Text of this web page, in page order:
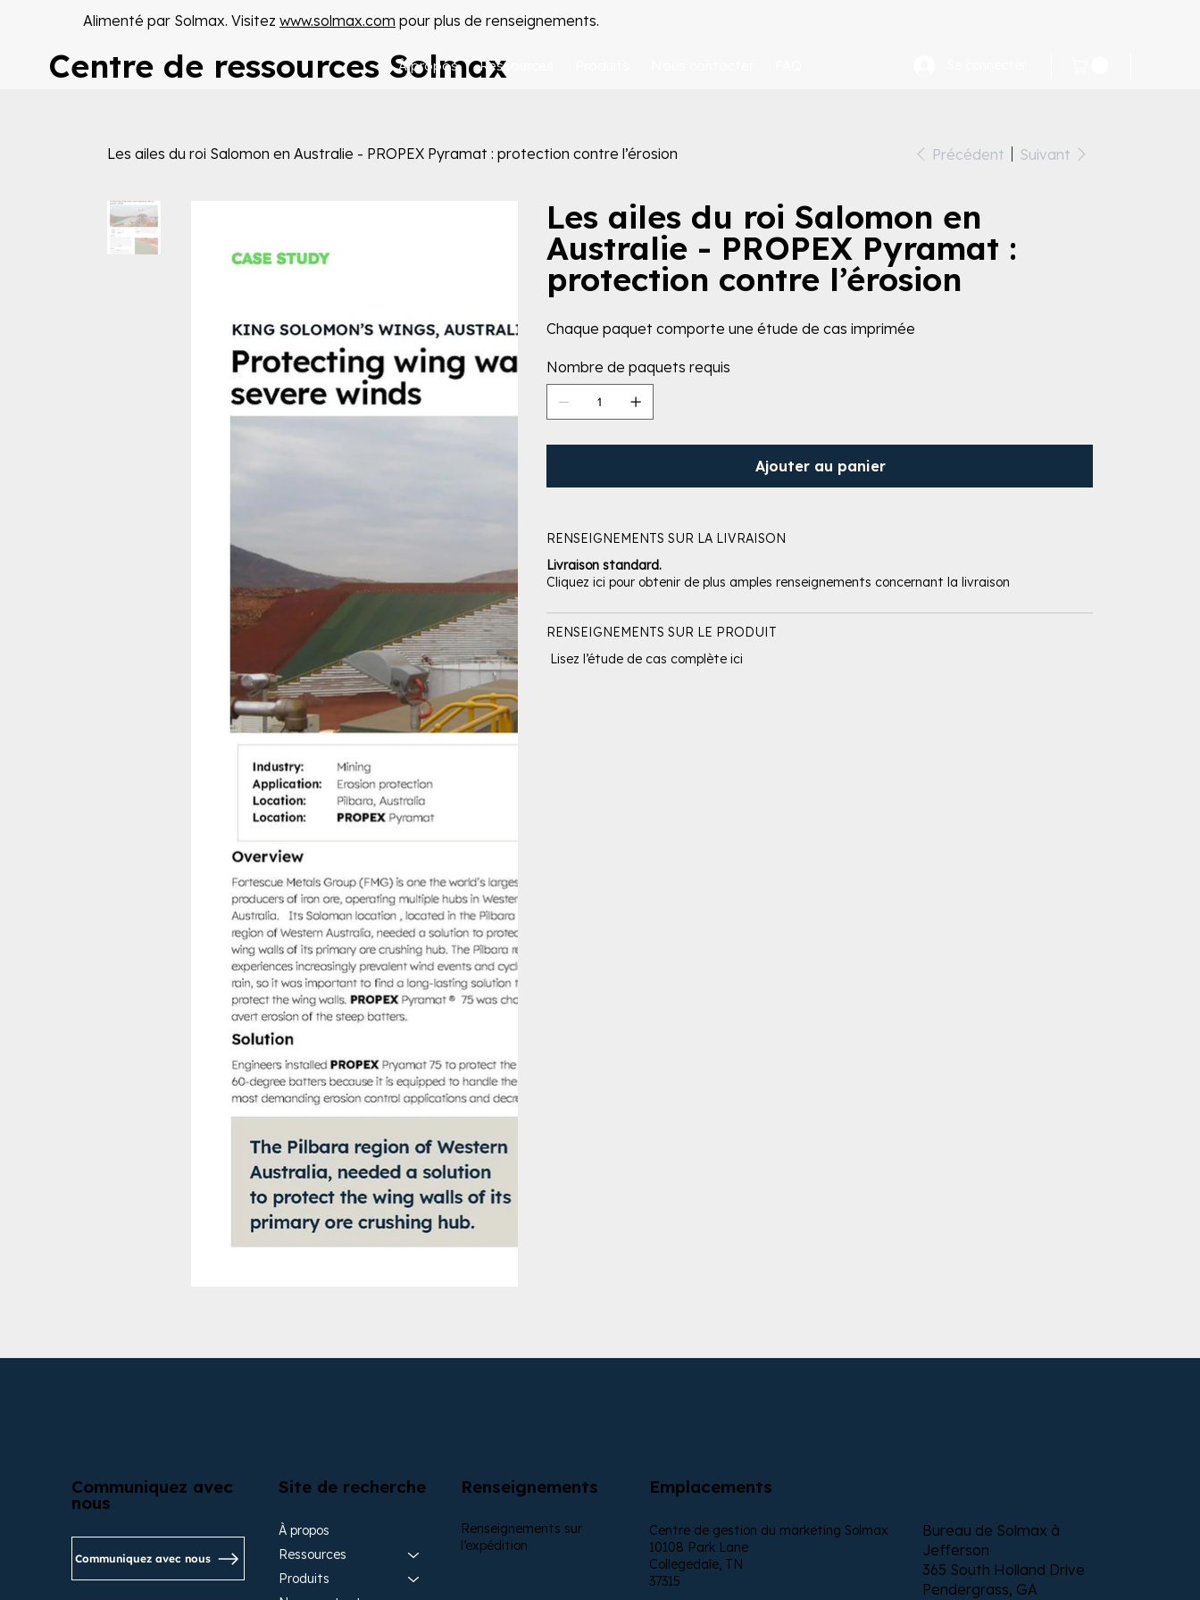
Alimenté par Solmax. Visitez www.solmax.com pour plus de renseignements.
Centre de ressources Solmax
À propos Ressources
Les ailes du roi Salomon en Australie - PROPEX Pyramat : protection contre l’érosion Précédent Suivant
Les ailes du roi Salomon en
Australie - PROPEX Pyramat :
protection contre l’érosion
Chaque paquet comporte une étude de cas imprimée
Nombre de paquets requis
Ajouter au panier
RENSEIGNEMENTS SUR LA LIVRAISON
Livraison standard.
Cliquez ici pour obtenir de plus amples renseignements concernant la livraison
RENSEIGNEMENTS SUR LE PRODUIT
Lisez l’étude de cas complète ici
Emplacements
Centre de gestion du marketing Solmax
10108 Park Lane
Collegedale, TN
37315
Bureau de Solmax à
Jefferson
365 South Holland Drive
Pendergrass, GA
Site de recherche
À propos
Ressources
Produits
Renseignements
Renseignements sur
l’expédition
Communiquez avec
nous
Communiquez avec nous